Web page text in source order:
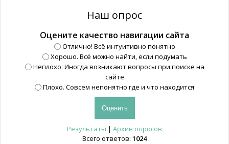
Наш опрос
Оцените качество навигации сайта
Отлично! Всё интуитивно понятно
Хорошо. Всё можно найти, если подумать
Неплохо. Иногда возникают вопросы при поиске на
сайте
Плохо. Совсем непонятно где и что находится
Результаты | Архив опросов
Всего ответов: 1024